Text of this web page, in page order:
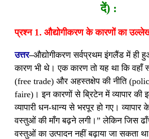
दें) :
प्रश्न 1. औद्योगीकरण के कारणों का
उत्तर–औद्योगीकरण सर्वप्रथम इंगलैंड में
कारण भी थे। एक कारण तो यह था कि वहाँ
(free trade) और अहस्तक्षेप की नीति
faire)। इन कारणों से ब्रिटेन में व्यापार की
व्यापारी धन-धान्य से भरपूर हो गए।
वस्तुओं की माँग बढ़ने लगी।” लेकिन जिस
वस्तुओं का उत्पादन नहीं बढ़ाया जा सकता